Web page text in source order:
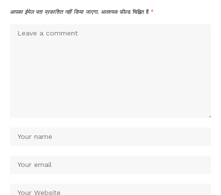
आपका ईमेल पता प्रकाशित नहीं किया जाएगा. आवश्यक फ़ील्ड चिह्नित हैं *